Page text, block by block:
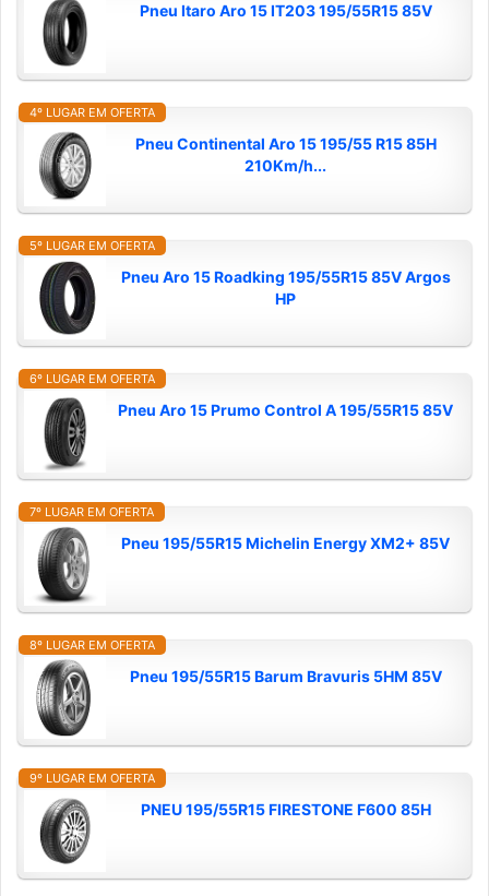
Pneu Itaro Aro 15 IT203 195/55R15 85V
4º LUGAR EM OFERTA
Pneu Continental Aro 15 195/55 R15 85H
210Km/h...
5º LUGAR EM OFERTA
Pneu Aro 15 Roadking 195/55R15 85V Argos
HP
6º LUGAR EM OFERTA
Pneu Aro 15 Prumo Control A 195/55R15 85V
7º LUGAR EM OFERTA
Pneu 195/55R15 Michelin Energy XM2+ 85V
8º LUGAR EM OFERTA
Pneu 195/55R15 Barum Bravuris 5HM 85V
9º LUGAR EM OFERTA
PNEU 195/55R15 FIRESTONE F600 85H